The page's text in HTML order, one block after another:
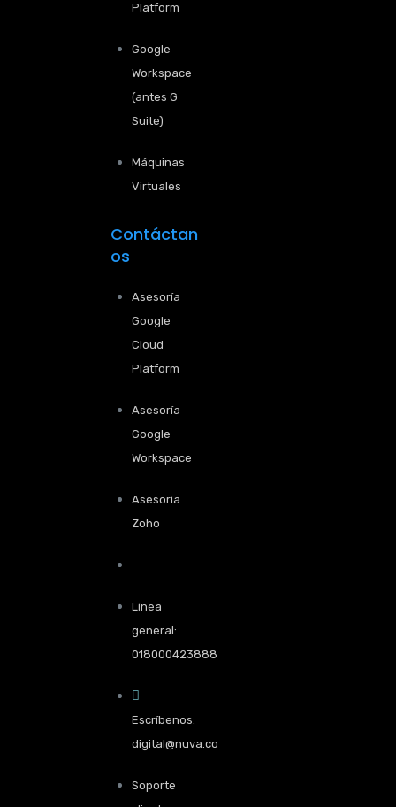
Platform
Google
Workspace
(antes G
Suite)
Máquinas
Virtuales
Contáctan
os
Asesoría
Google
Cloud
Platform
Asesoría
Google
Workspace
Asesoría
Zoho
Línea
general:
018000423888
Escríbenos:
digital@nuva.co
Soporte